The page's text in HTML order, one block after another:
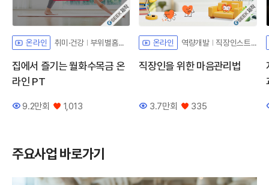
온라인 취미·건강 부위별홈트레이닝
집에서 즐기는 월화수목금 온
라인 PT
조회수
9.2만회
좋아요
1,013
온라인 역량개발 직장인스트레스
직장인을 위한 마음관리법
조회수
3.7만회
좋아요
335
주요사업 바로가기